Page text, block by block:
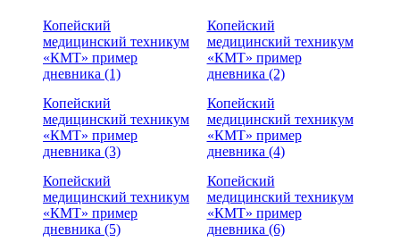
Копейский
медицинский техникум
«КМТ» пример
дневника (1)
Копейский
медицинский техникум
«КМТ» пример
дневника (2)
Копейский
медицинский техникум
«КМТ» пример
дневника (3)
Копейский
медицинский техникум
«КМТ» пример
дневника (4)
Копейский
медицинский техникум
«КМТ» пример
дневника (5)
Копейский
медицинский техникум
«КМТ» пример
дневника (6)